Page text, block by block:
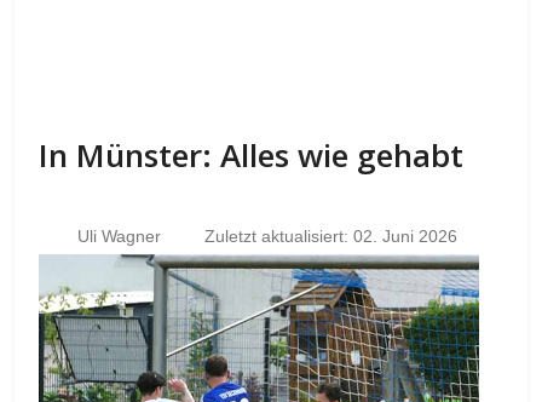
In Münster: Alles wie gehabt
Uli Wagner Zuletzt aktualisiert: 02. Juni 2026